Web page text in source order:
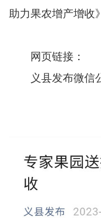
助力果农增产增收
网页链接：
义县发布微信